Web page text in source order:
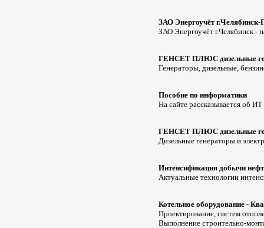
ЗАО Энергоучёт
ЗАО Энергоучёт г.Челябинск -
ГЕНСЕТ ПЛЮС дизельные
Генераторы, дизельные,
Пособие по информатики
На сайте рассказывается об
ГЕНСЕТ ПЛЮС дизельные
Дизельные генераторы и
Интенсификация добычи
Актуальные технологии
Котельное оборудование -
Проектирование, систем
Выполнение строительно-